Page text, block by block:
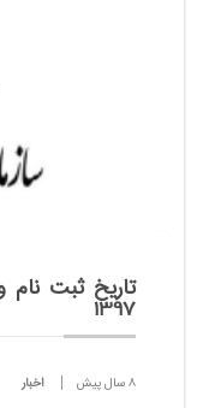
تاريخ ثبت
1397
8 سال پیش اخبار